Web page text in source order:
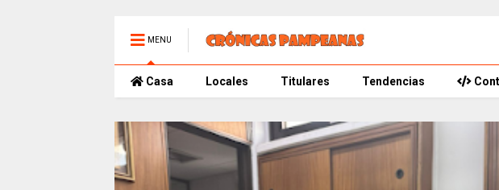
MENU
Casa Locales Titulares Tendencias